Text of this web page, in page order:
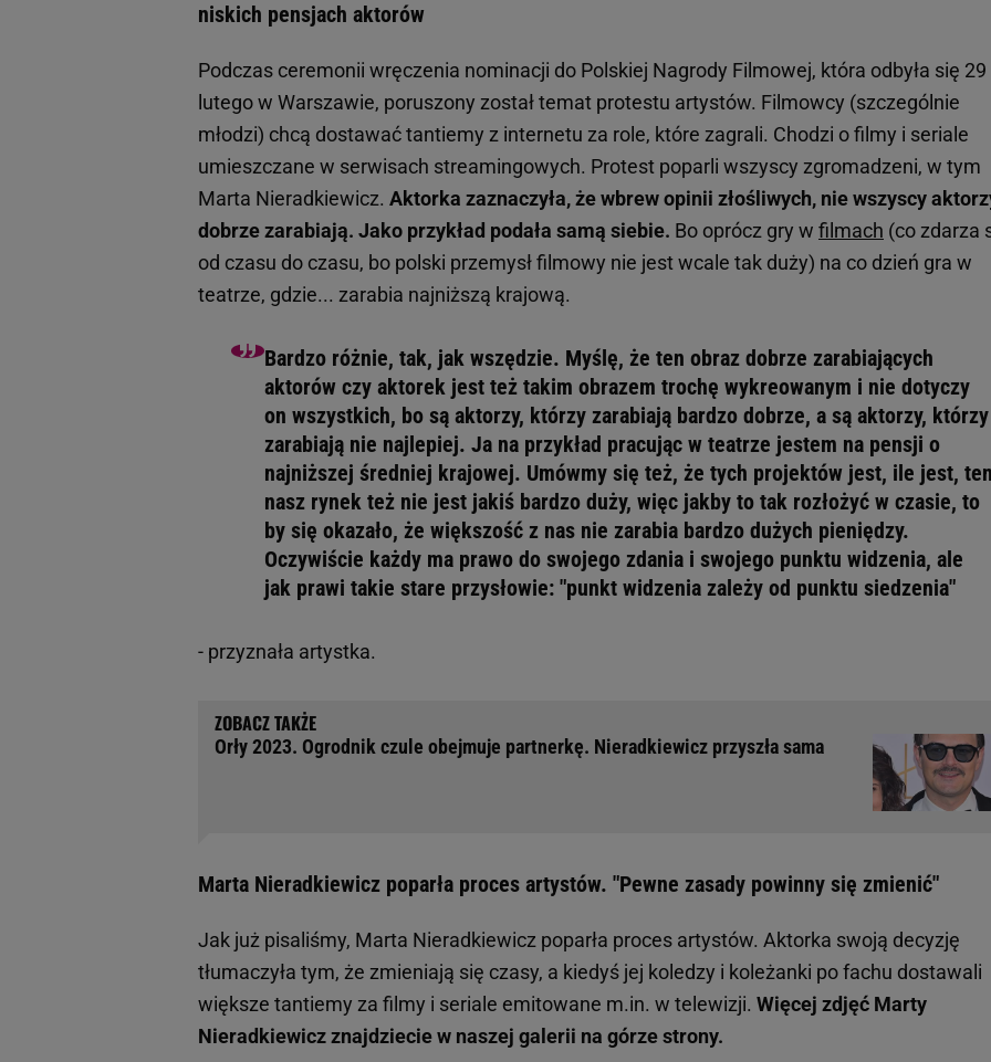
niskich pensjach aktorów
Podczas ceremonii wręczenia nominacji do Polskiej Nagrody Filmowej, która odbyła się 29
lutego w Warszawie, poruszony został temat protestu artystów. Filmowcy (szczególnie
młodzi) chcą dostawać tantiemy z internetu za role, które zagrali. Chodzi o filmy i seriale
umieszczane w serwisach streamingowych. Protest poparli wszyscy zgromadzeni, w tym
Marta Nieradkiewicz. Aktorka zaznaczyła, że wbrew opinii złośliwych, nie wszyscy
dobrze zarabiają. Jako przykład podała samą siebie. Bo oprócz gry w filmach (co zdarza
od czasu do czasu, bo polski przemysł filmowy nie jest wcale tak duży) na co dzień gra w
teatrze, gdzie... zarabia najniższą krajową.
Bardzo różnie, tak, jak wszędzie. Myślę, że ten obraz dobrze zarabiających
aktorów czy aktorek jest też takim obrazem trochę wykreowanym i nie dotyczy
on wszystkich, bo są aktorzy, którzy zarabiają bardzo dobrze, a są aktorzy, którzy
zarabiają nie najlepiej. Ja na przykład pracując w teatrze jestem na pensji o
najniższej średniej krajowej. Umówmy się też, że tych projektów jest, ile jest, ten
nasz rynek też nie jest jakiś bardzo duży, więc jakby to tak rozłożyć w czasie, to
by się okazało, że większość z nas nie zarabia bardzo dużych pieniędzy.
Oczywiście każdy ma prawo do swojego zdania i swojego punktu widzenia, ale
jak prawi takie stare przysłowie: "punkt widzenia zależy od punktu siedzenia"
- przyznała artystka.
Orły 2023. Ogrodnik czule obejmuje partnerkę. Nieradkiewicz przyszła sama
Marta Nieradkiewicz poparła proces artystów. "Pewne zasady powinny się zmienić"
Jak już pisaliśmy, Marta Nieradkiewicz poparła proces artystów. Aktorka swoją decyzję
tłumaczyła tym, że zmieniają się czasy, a kiedyś jej koledzy i koleżanki po fachu dostawali
większe tantiemy za filmy i seriale emitowane m.in. w telewizji. Więcej zdjęć Marty
Nieradkiewicz znajdziecie w naszej galerii na górze strony.